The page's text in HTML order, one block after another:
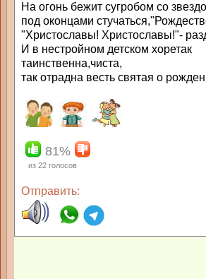
На огонь бежит сугробом со
под оконцами
"Христославы! Христославы!"-
И в нестройном детском хоретак
таинственна,чиста,
так отрадна весть святая о
81%
из 22 голосов
Отправить: